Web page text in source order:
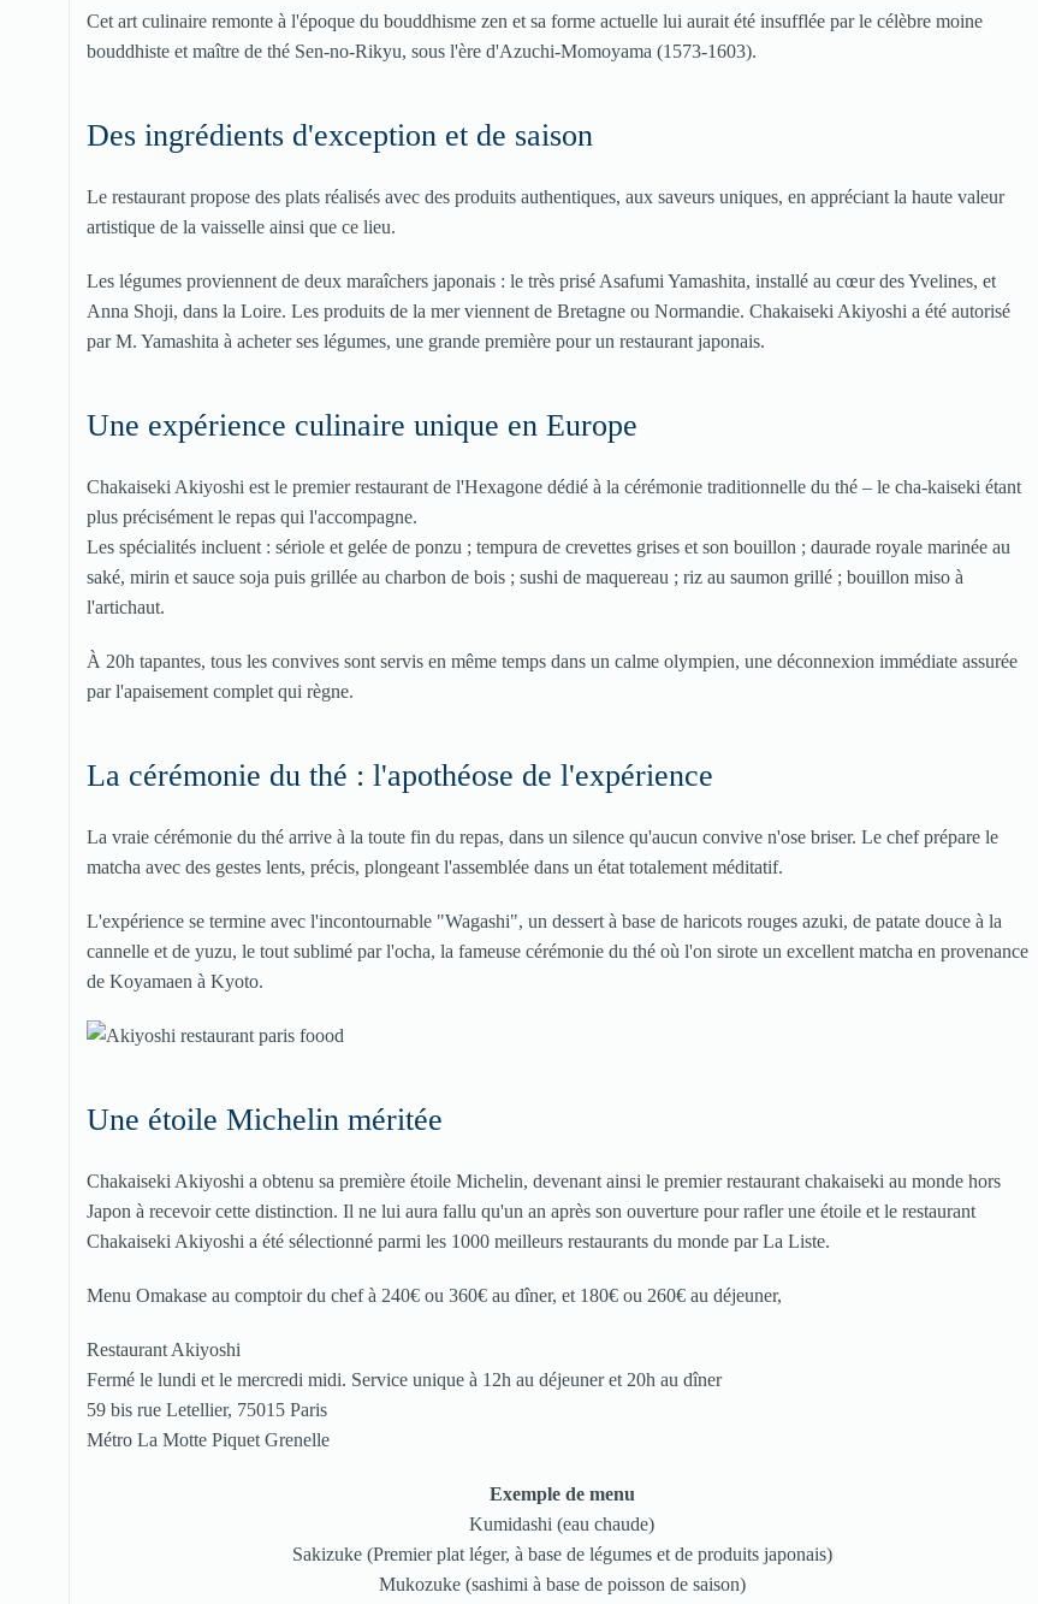
Cet art culinaire remonte à l'époque du bouddhisme zen et sa forme actuelle lui aurait été insufflée par le célèbre moine
bouddhiste et maître de thé Sen-no-Rikyu, sous l'ère d'Azuchi-Momoyama (1573-1603).
Des ingrédients d'exception et de saison
Le restaurant propose des plats réalisés avec des produits authentiques, aux saveurs uniques, en appréciant la haute valeur
artistique de la vaisselle ainsi que ce lieu.
Les légumes proviennent de deux maraîchers japonais : le très prisé Asafumi Yamashita, installé au cœur des Yvelines, et
Anna Shoji, dans la Loire. Les produits de la mer viennent de Bretagne ou Normandie. Chakaiseki Akiyoshi a été autorisé
par M. Yamashita à acheter ses légumes, une grande première pour un restaurant japonais.
Une expérience culinaire unique en Europe
Chakaiseki Akiyoshi est le premier restaurant de l'Hexagone dédié à la cérémonie traditionnelle du thé – le cha-kaiseki étant
plus précisément le repas qui l'accompagne.
Les spécialités incluent : sériole et gelée de ponzu ; tempura de crevettes grises et son bouillon ; daurade royale marinée au
saké, mirin et sauce soja puis grillée au charbon de bois ; sushi de maquereau ; riz au saumon grillé ; bouillon miso à
l'artichaut.
À 20h tapantes, tous les convives sont servis en même temps dans un calme olympien, une déconnexion immédiate assurée
par l'apaisement complet qui règne.
La cérémonie du thé : l'apothéose de l'expérience
La vraie cérémonie du thé arrive à la toute fin du repas, dans un silence qu'aucun convive n'ose briser. Le chef prépare le
matcha avec des gestes lents, précis, plongeant l'assemblée dans un état totalement méditatif.
L'expérience se termine avec l'incontournable "Wagashi", un dessert à base de haricots rouges azuki, de patate douce à la
cannelle et de yuzu, le tout sublimé par l'ocha, la fameuse cérémonie du thé où l'on sirote un excellent matcha en provenance
de Koyamaen à Kyoto.
Une étoile Michelin méritée
Chakaiseki Akiyoshi a obtenu sa première étoile Michelin, devenant ainsi le premier restaurant chakaiseki au monde hors
Japon à recevoir cette distinction. Il ne lui aura fallu qu'un an après son ouverture pour rafler une étoile et le restaurant
Chakaiseki Akiyoshi a été sélectionné parmi les 1000 meilleurs restaurants du monde par La Liste.
Menu Omakase au comptoir du chef à 240€ ou 360€ au dîner, et 180€ ou 260€ au déjeuner,
Restaurant Akiyoshi
Fermé le lundi et le mercredi midi. Service unique à 12h au déjeuner et 20h au dîner
59 bis rue Letellier, 75015 Paris
Métro La Motte Piquet Grenelle
Exemple de menu
Kumidashi (eau chaude)
Sakizuke (Premier plat léger, à base de légumes et de produits japonais)
Mukozuke (sashimi à base de poisson de saison)